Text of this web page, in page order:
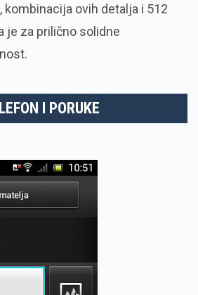
kombinacija ovih detalja i 512
je za prilično solidne
I PORUKE